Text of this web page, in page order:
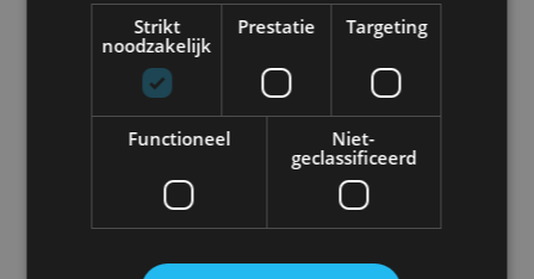
Abarth Aiways Alfa Romeo Alpine
Aston Martin Audi Bentley BMW
Strikt
noodzakelijk
Prestatie Targeting
Functioneel
Niet-
geclassificeerd